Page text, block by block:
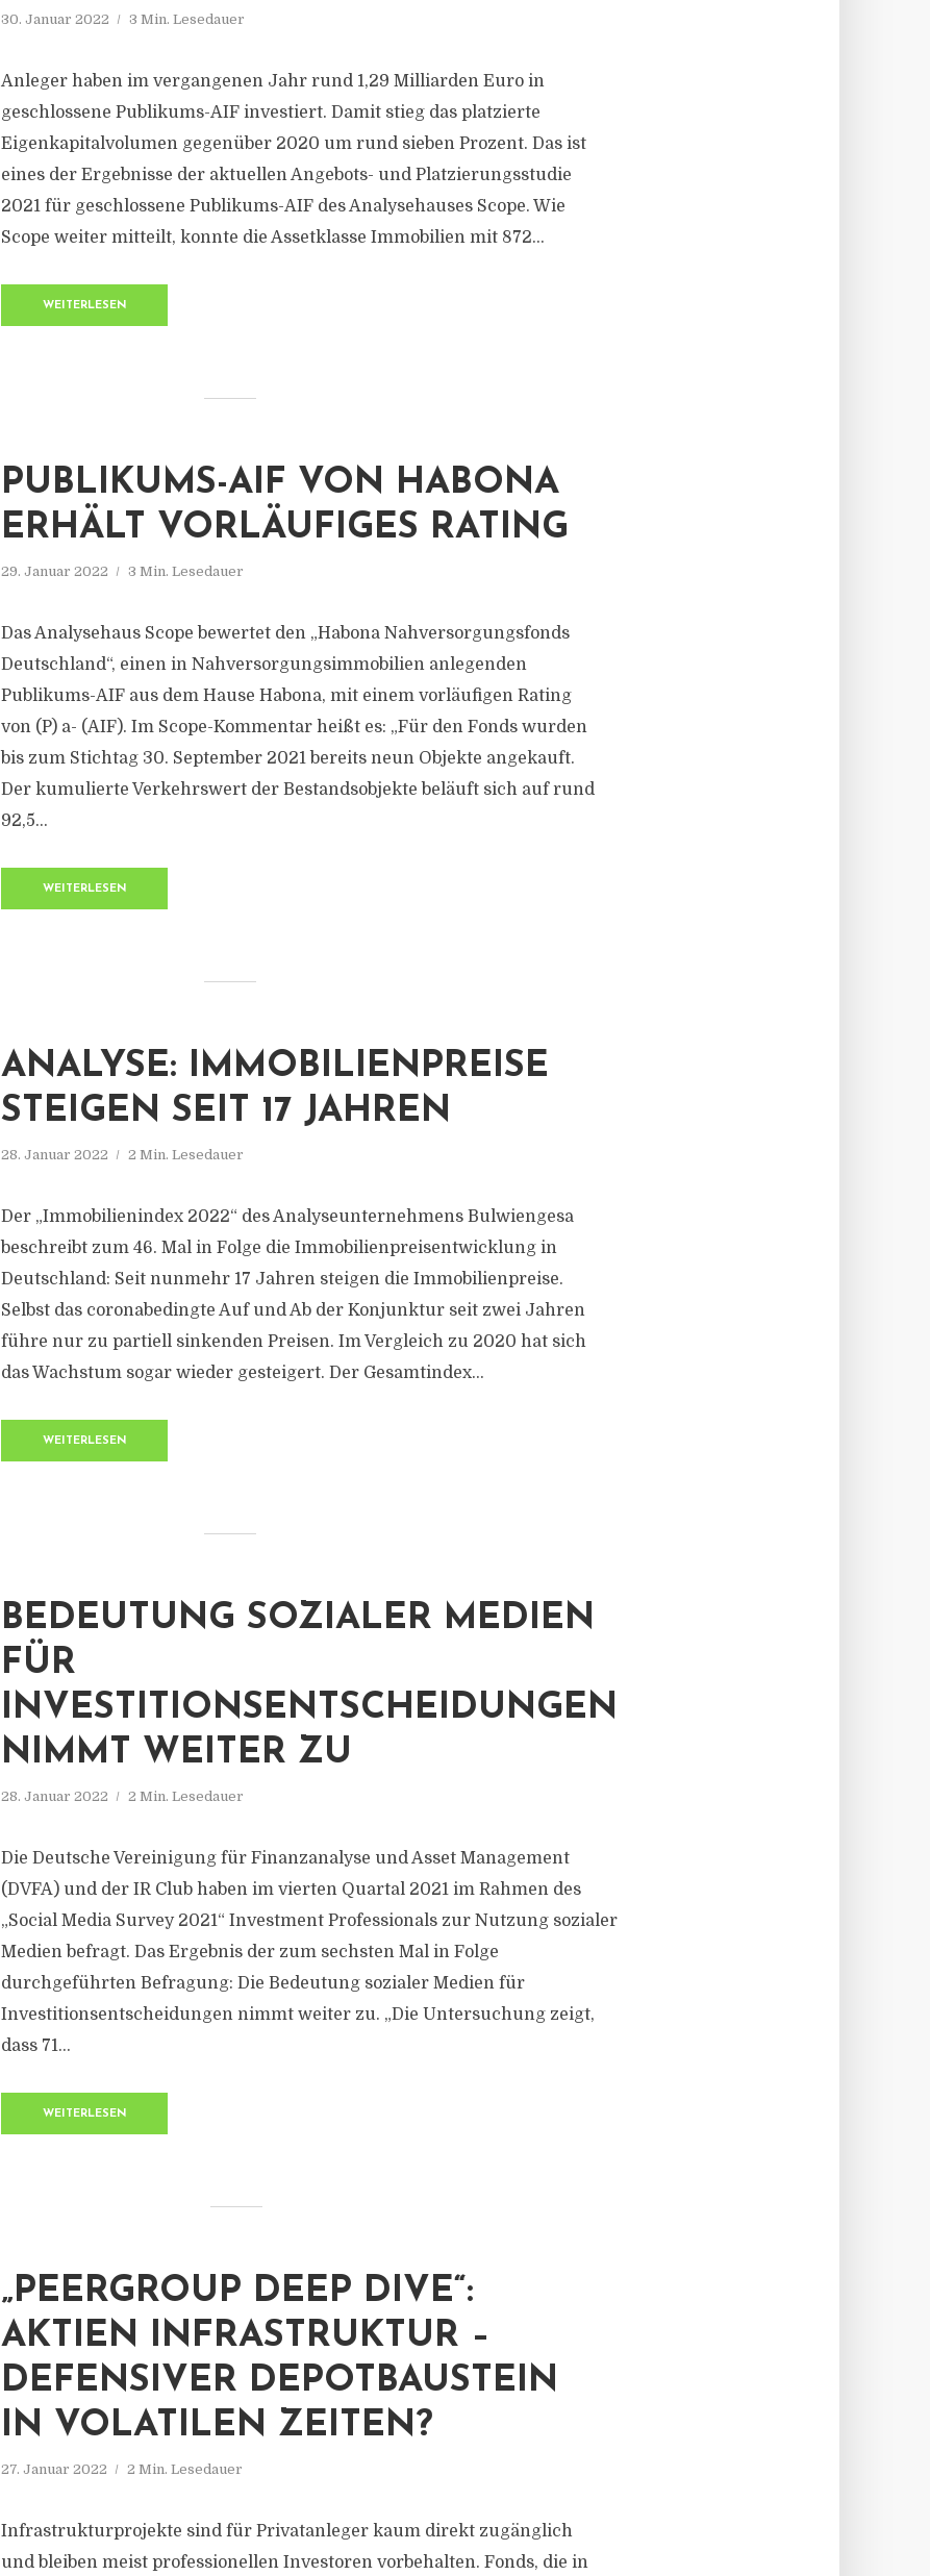
30. Januar 2022 3 Min. Lesedauer
Anleger haben im vergangenen Jahr rund 1,29 Milliarden Euro in
geschlossene Publikums-AIF investiert. Damit stieg das platzierte
Eigenkapitalvolumen gegenüber 2020 um rund sieben Prozent. Das ist
eines der Ergebnisse der aktuellen Angebots- und Platzierungsstudie
2021 für geschlossene Publikums-AIF des Analysehauses Scope. Wie
Scope weiter mitteilt, konnte die Assetklasse Immobilien mit 872...
WEITERLESEN
PUBLIKUMS-AIF VON HABONA
ERHÄLT VORLÄUFIGES RATING
29. Januar 2022 3 Min. Lesedauer
Das Analysehaus Scope bewertet den „Habona Nahversorgungsfonds
Deutschland“, einen in Nahversorgungsimmobilien anlegenden
Publikums-AIF aus dem Hause Habona, mit einem vorläufigen Rating
von (P) a- (AIF). Im Scope-Kommentar heißt es: „Für den Fonds wurden
bis zum Stichtag 30. September 2021 bereits neun Objekte angekauft.
Der kumulierte Verkehrswert der Bestandsobjekte beläuft sich auf rund
92,5...
WEITERLESEN
ANALYSE: IMMOBILIENPREISE
STEIGEN SEIT 17 JAHREN
28. Januar 2022 2 Min. Lesedauer
Der „Immobilienindex 2022“ des Analyseunternehmens Bulwiengesa
beschreibt zum 46. Mal in Folge die Immobilienpreisentwicklung in
Deutschland: Seit nunmehr 17 Jahren steigen die Immobilienpreise.
Selbst das coronabedingte Auf und Ab der Konjunktur seit zwei Jahren
führe nur zu partiell sinkenden Preisen. Im Vergleich zu 2020 hat sich
das Wachstum sogar wieder gesteigert. Der Gesamtindex...
WEITERLESEN
BEDEUTUNG SOZIALER MEDIEN
FÜR
INVESTITIONSENTSCHEIDUNGEN
NIMMT WEITER ZU
28. Januar 2022 2 Min. Lesedauer
Die Deutsche Vereinigung für Finanzanalyse und Asset Management
(DVFA) und der IR Club haben im vierten Quartal 2021 im Rahmen des
„Social Media Survey 2021“ Investment Professionals zur Nutzung sozialer
Medien befragt. Das Ergebnis der zum sechsten Mal in Folge
durchgeführten Befragung: Die Bedeutung sozialer Medien für
Investitionsentscheidungen nimmt weiter zu. „Die Untersuchung zeigt,
dass 71...
WEITERLESEN
„PEERGROUP DEEP DIVE“:
AKTIEN INFRASTRUKTUR –
DEFENSIVER DEPOTBAUSTEIN
IN VOLATILEN ZEITEN?
27. Januar 2022 2 Min. Lesedauer
Infrastrukturprojekte sind für Privatanleger kaum direkt zugänglich
und bleiben meist professionellen Investoren vorbehalten. Fonds, die in